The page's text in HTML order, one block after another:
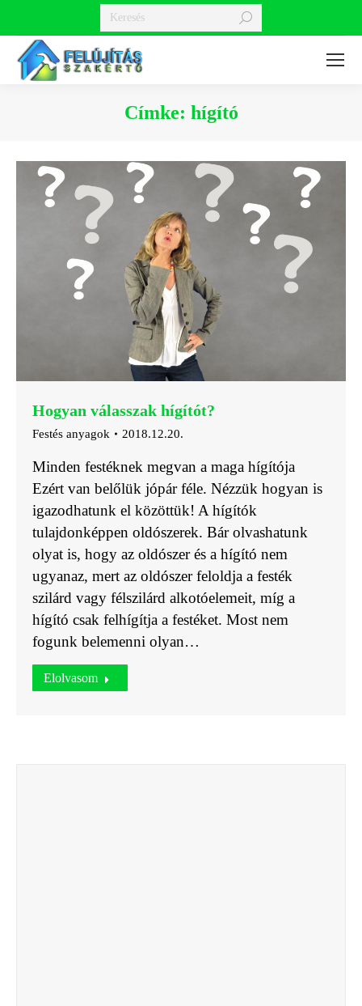
Search:
Címke: hígító
Hogyan válasszak hígítót?
Festés anyagok 2018.12.20.
Minden festéknek megvan a maga hígítója
Ezért van belőlük jópár féle. Nézzük hogyan is
igazodhatunk el közöttük! A hígítók
tulajdonképpen oldószerek. Bár olvashatunk
olyat is, hogy az oldószer és a hígító nem
ugyanaz, mert az oldószer feloldja a festék
szilárd vagy félszilárd alkotóelemeit, míg a
hígító csak felhígítja a festéket. Most nem
fogunk belemenni olyan…
Elolvasom